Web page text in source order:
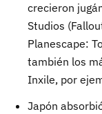
crecieron
Studios
Planescape:
también los
Inxile, por
Japón